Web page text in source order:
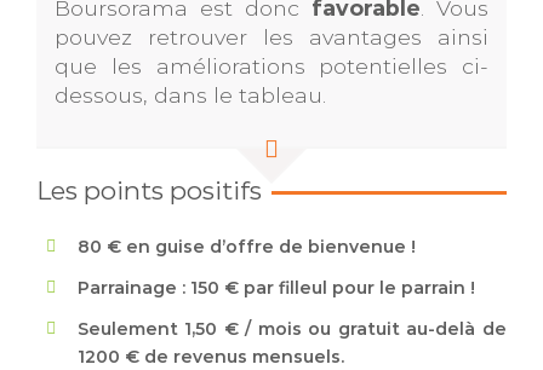
Boursorama est donc favorable . Vous
pouvez retrouver les avantages ainsi
que les améliorations potentielles ci-
dessous, dans le tableau.
Les points positifs
80 € en guise d’offre de bienvenue !
Parrainage : 150 € par filleul pour le parrain !
Seulement 1,50 € / mois ou gratuit au-delà de
1200 € de revenus mensuels.